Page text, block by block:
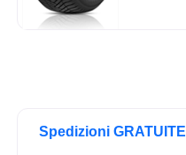
Spedizioni GRATUITE